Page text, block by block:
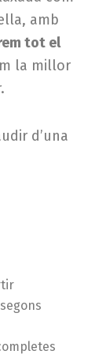
amb
tot el
la millor
d’una